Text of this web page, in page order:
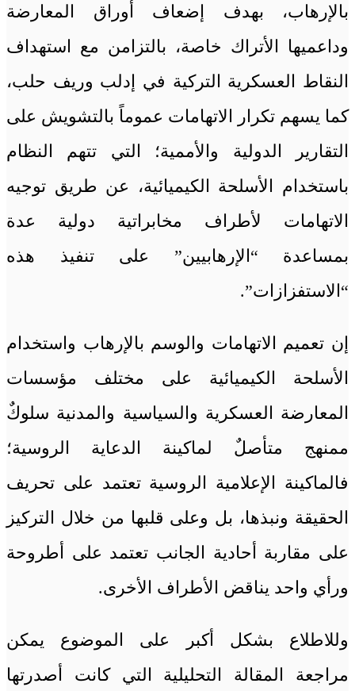
بالإرهاب، بهدف إضعاف أوراق المعارضة
وداعميها الأتراك خاصة، بالتزامن مع استهداف
النقاط العسكرية التركية في إدلب وريف حلب،
كما يسهم تكرار الاتهامات عموماً بالتشويش على
التقارير الدولية والأممية؛ التي تتهم النظام
باستخدام الأسلحة الكيميائية، عن طريق توجيه
الاتهامات لأطراف مخابراتية دولية عدة
بمساعدة “الإرهابيين” على تنفيذ هذه
“الاستفزازات”.
إن تعميم الاتهامات والوسم بالإرهاب واستخدام
الأسلحة الكيميائية على مختلف مؤسسات
المعارضة العسكرية والسياسية والمدنية سلوكٌ
ممنهج متأصلٌ لماكينة الدعاية الروسية؛
فالماكينة الإعلامية الروسية تعتمد على تحريف
الحقيقة ونبذها، بل وعلى قلبها من خلال التركيز
على مقاربة أحادية الجانب تعتمد على أطروحة
ورأي واحد يناقض الأطراف الأخرى.
وللاطلاع بشكل أكبر على الموضوع يمكن
مراجعة المقالة التحليلية التي كانت أصدرتها